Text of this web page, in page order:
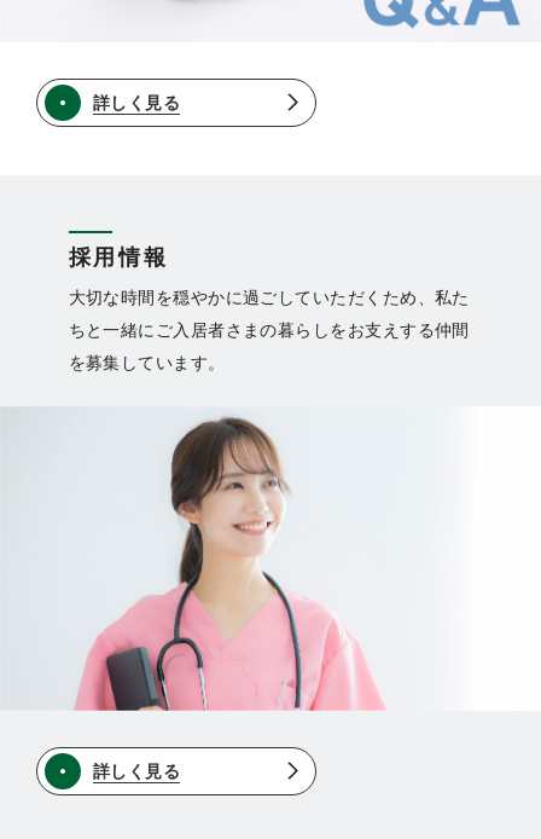
詳しく見る
採用情報
大切な時間を穏やかに過ごしていただくため、私た
ちと一緒にご入居者さまの暮らしをお支えする仲間
を募集しています。
詳しく見る